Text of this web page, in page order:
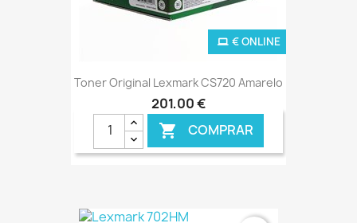
Toner Original Lexmark CS720 Amarelo
201,00 €
 COMPRAR
€ ONLINE